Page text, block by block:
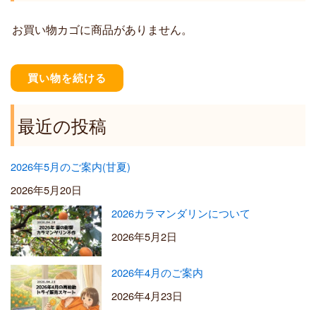
0
お買い物カゴに商品がありません。
買い物を続ける
最近の投稿
2026年5月のご案内(甘夏)
2026年5月20日
2026カラマンダリンについて
2026年5月2日
2026年4月のご案内
2026年4月23日